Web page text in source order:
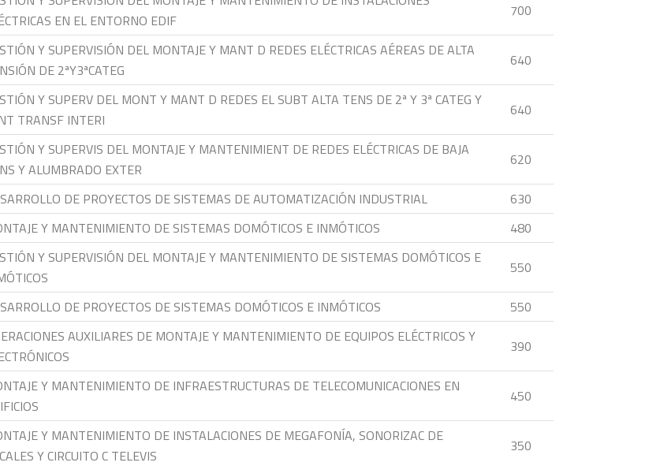
EN EL ENTORNO EDIF
700
Y SUPERVISIÓN DEL MONTAJE Y MANT D REDES ELÉCTRICAS AÉREAS DE ALTA
DE 2ªY3ªCATEG
640
Y SUPERV DEL MONT Y MANT D REDES EL SUBT ALTA TENS DE 2ª Y 3ª CATEG Y
TRANSF INTERI
640
Y SUPERVIS DEL MONTAJE Y MANTENIMIENT DE REDES ELÉCTRICAS DE BAJA
Y ALUMBRADO EXTER
620
DE PROYECTOS DE SISTEMAS DE AUTOMATIZACIÓN INDUSTRIAL
630
Y MANTENIMIENTO DE SISTEMAS DOMÓTICOS E INMÓTICOS 480
Y SUPERVISIÓN DEL MONTAJE Y MANTENIMIENTO DE SISTEMAS DOMÓTICOS E
550
DE PROYECTOS DE SISTEMAS DOMÓTICOS E INMÓTICOS 550
AUXILIARES DE MONTAJE Y MANTENIMIENTO DE EQUIPOS ELÉCTRICOS Y
390
Y MANTENIMIENTO DE INFRAESTRUCTURAS DE TELECOMUNICACIONES EN
450
Y MANTENIMIENTO DE INSTALACIONES DE MEGAFONÍA, SONORIZAC DE
Y CIRCUITO C TELEVIS
350